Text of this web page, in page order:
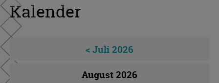
Kalender
< Juli 2026
August 2026